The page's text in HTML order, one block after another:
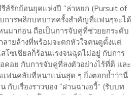
รักย้อนยุคแห่งปี “ล่าหยก (Pursuit of
บการพลิกบทบาทครั้งสำคัญที่แฟนๆจะได้
นมาก่อน ถือเป็นการจับคู่ที่ช่วยยกระดับ
ายล้างที่พร้อมจะตกหัวใจคนดูตั้งแต่
โซเชียลก็ร้อนแรงจนฉุดไม่อยู่ กับการ
อย กับการจับคู่ที่ลงตัวอย่างไร้ที่ติ เเละ
แฟนคลับที่หนาแน่นสุด ๆ ยิ่งตอกย้ำว่านี่
บเรื่องราวของ “ฝานฉางอวี้” (รับบท